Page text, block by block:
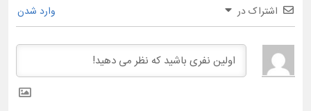
اشتراک در وارد شدن